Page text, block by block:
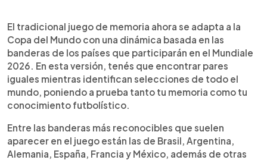
► Escuchar artículo
El tradicional juego de memoria ahora se adapta a la
Copa del Mundo con una dinámica basada en las
banderas de los países que participarán en el Mundiale
2026. En esta versión, tenés que encontrar pares
iguales mientras identifican selecciones de todo el
mundo, poniendo a prueba tanto tu memoria como tu
conocimiento futbolístico.
Entre las banderas más reconocibles que suelen
aparecer en el juego están las de Brasil, Argentina,
Alemania, España, Francia y México, además de otras